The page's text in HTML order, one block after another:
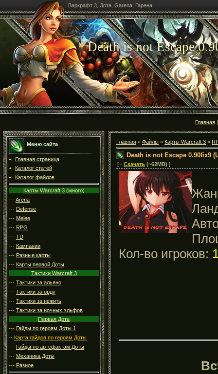
Варкрафт 3, Дота, Garena, Гарена
Death is not Escape
Главная
Меню сайта
Главная страница
Каталог статей
Каталог файлов
Карты Warcraft 3 (много)
---Arena
--- Defense
--- Melee
--- RPG
--- TD
--- Кампании
--- Разные карты
--- Карты первой Доты
Тактики Warcraft 3
--- Тактики за альянс
--- Тактики за орду
--- Тактики за нежить
--- Тактики за ночных эльфов
Первая Дота
--- Гайды по героям Доты 1
-- Карта гайдов по героям Доты
--- Гайды по артефактам Доты
--- Механика Доты
--- Разное
Главная » Файлы » Карты Warcraft 3 »
Death is not Escape 0.90fix9
[ · Скачать (~62MB) ]
Кол-во игроков: